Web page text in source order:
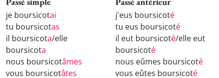
je boursicotai
tu boursicotas
il boursicota/elle
boursicota
nous boursicotâmes
vous boursicotâtes
j'eus boursicoté
tu eus boursicoté
il eut boursicoté/elle eut
boursicoté
nous eûmes boursicoté
vous eûtes boursicoté